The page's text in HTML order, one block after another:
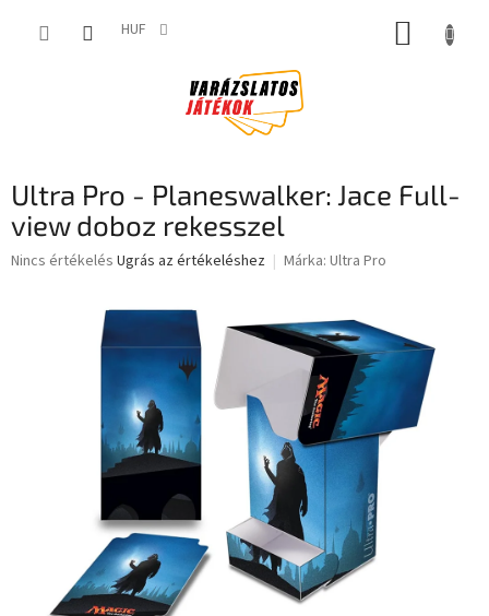
HUF KOSÁR
Ultra Pro - Planeswalker: Jace Full-
view doboz rekesszel
A
Nincs értékelés Ugrás az értékeléshez Márka: Ultra Pro